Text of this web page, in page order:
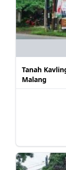
Tanah
Malang